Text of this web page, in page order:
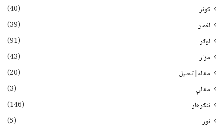
کونړ
(40)
لغمان
(39)
لوګر
(91)
مزار
(43)
مقاله|تحلیل
(20)
مقالې
(3)
ننګرهار
(146)
نور
(5)